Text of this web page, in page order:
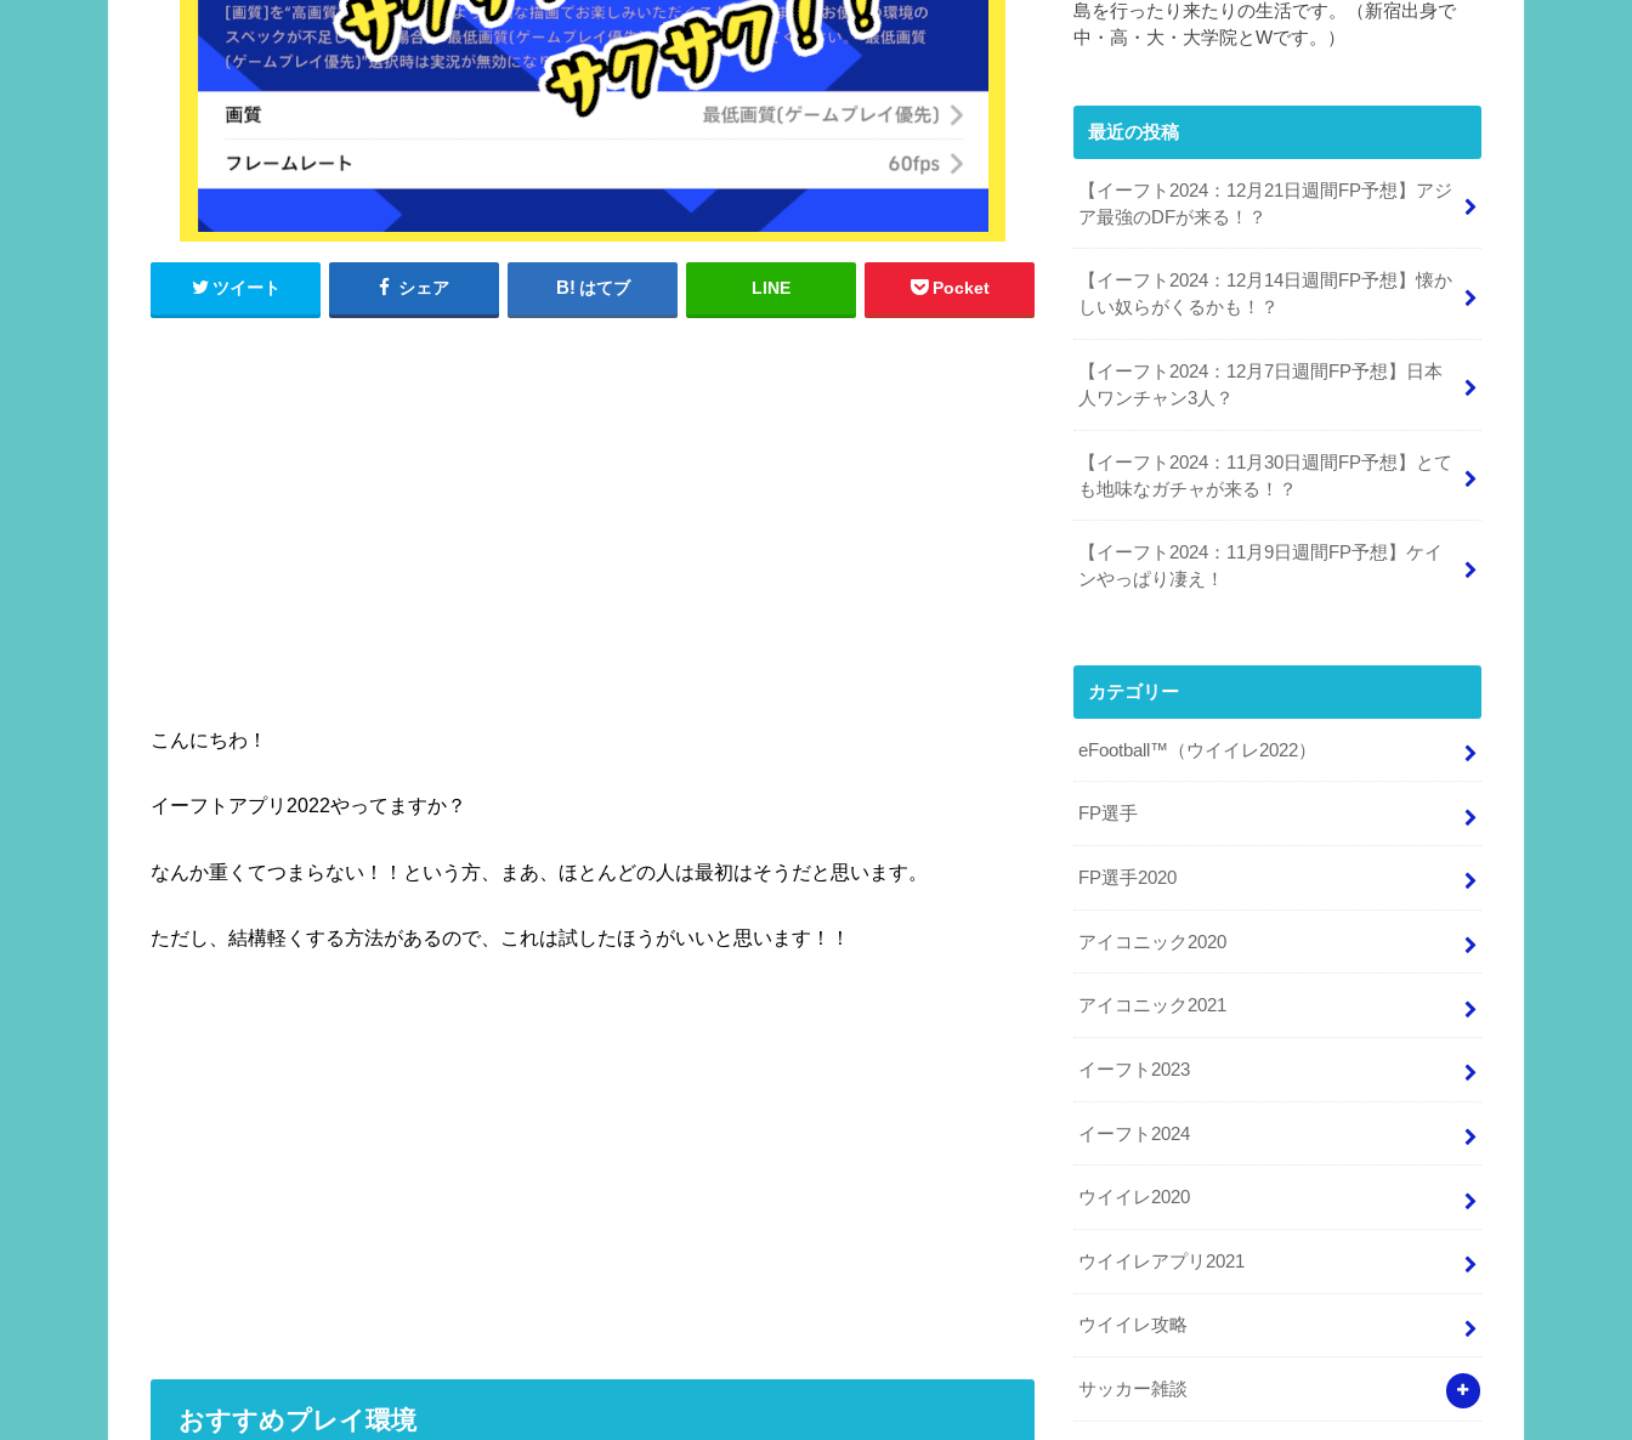
ツイート シェア はてブ LINE Pocket
こんにちわ！
イーフトアプリ2022やってますか？
なんか重くてつまらない！！という方、まあ、ほとんどの人は最初はそうだと思います。
ただし、結構軽くする方法があるので、これは試したほうがいいと思います！！
おすすめプレイ環境
島を行ったり来たりの生活です。（新宿出身で
中・高・大・大学院とWです。）
最近の投稿
【イーフト2024：12月21日週間FP予想】アジ
ア最強のDFが来る！？
【イーフト2024：12月14日週間FP予想】懐か
しい奴らがくるかも！？
【イーフト2024：12月7日週間FP予想】日本
人ワンチャン3人？
【イーフト2024：11月30日週間FP予想】とて
も地味なガチャが来る！？
【イーフト2024：11月9日週間FP予想】ケイ
ンやっぱり凄え！
カテゴリー
eFootball™（ウイイレ2022）
FP選手
FP選手2020
アイコニック2020
アイコニック2021
イーフト2023
イーフト2024
ウイイレ2020
ウイイレアプリ2021
ウイイレ攻略
サッカー雑談